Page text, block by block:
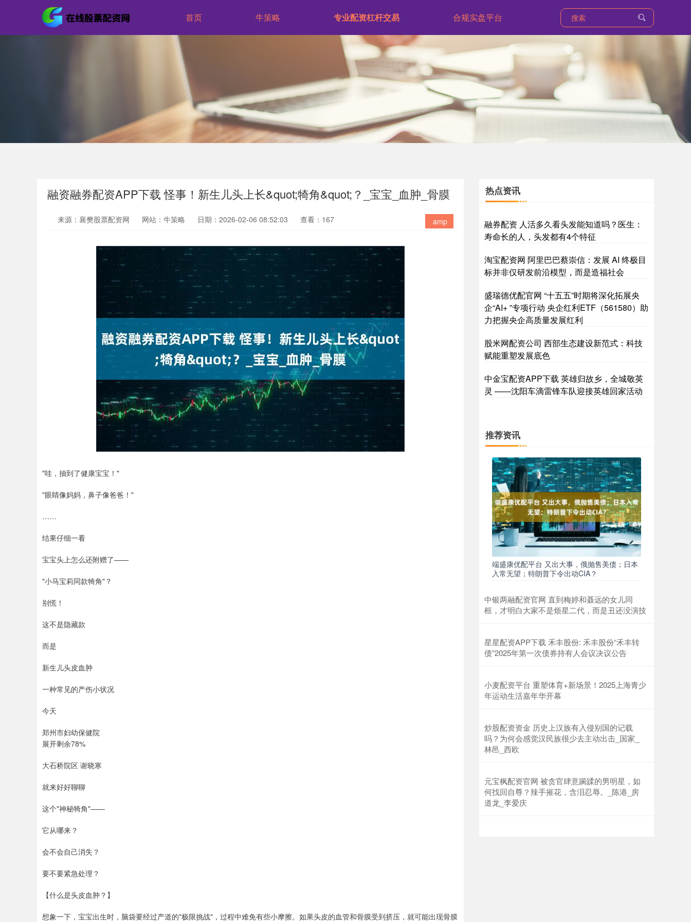
首页 牛策略 专业配资杠杆交易 合规实盘平台
融资融券配资APP下载 怪事！新生儿头上长&quot;犄角&quot;？_宝宝_血肿_骨膜
amp
来源：襄樊股票配资网 网站：牛策略 日期：2026-02-06 08:52:03 查看：167
"哇，抽到了健康宝宝！"
"眼睛像妈妈，鼻子像爸爸！"
……
结果仔细一看
宝宝头上怎么还附赠了——
"小马宝莉同款犄角"？
别慌！
这不是隐藏款
而是
新生儿头皮血肿
一种常见的产伤小状况
今天
郑州市妇幼保健院
展开剩余78%
大石桥院区 谢晓寒
就来好好聊聊
这个"神秘犄角"——
它从哪来？
会不会自己消失？
要不要紧急处理？
【什么是头皮血肿？】
想象一下，宝宝出生时，脑袋要经过产道的"极限挑战"，过程中难免有些小摩擦。如果头皮的血管和骨膜受到挤压，就可能出现骨膜
热点资讯
融券配资 人活多久看头发能知道吗？医生：
寿命长的人，头发都有4个特征
淘宝配资网 阿里巴巴蔡崇信：发展 AI 终极目
标并非仅研发前沿模型，而是造福社会
盛瑞德优配官网 “十五五”时期将深化拓展央
企“AI+ ”专项行动 央企红利ETF（561580）助
力把握央企高质量发展红利
股米网配资公司 西部生态建设新范式：科技
赋能重塑发展底色
中金宝配资APP下载 英雄归故乡，全城敬英
灵 ——沈阳车滴雷锋车队迎接英雄回家活动
推荐资讯
端盛康优配平台 又出大事，俄抛售美债；日本
入常无望；特朗普下令出动CIA？
中银两融配资官网 直到梅婷和聂远的女儿同
框，才明白大家不是烦星二代，而是丑还没演技
星星配资APP下载 禾丰股份: 禾丰股份“禾丰转
债”2025年第一次债券持有人会议决议公告
小麦配资平台 重塑体育+新场景！2025上海青少
年运动生活嘉年华开幕
炒股配资资金 历史上汉族有入侵别国的记载
吗？为何会感觉汉民族很少去主动出击_国家_
林邑_西欧
元宝枫配资官网 被贪官肆意躏蹂的男明星，如
何找回自尊？辣手摧花，含泪忍辱。_陈港_房
道龙_李爱庆